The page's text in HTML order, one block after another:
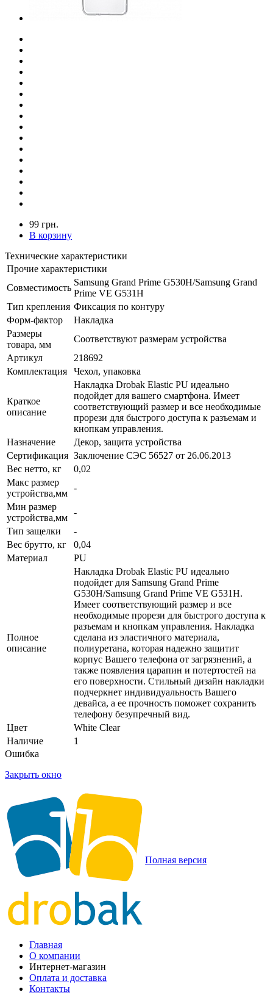
99 грн.
В корзину
Технические характеристики
Прочие характеристики
Совместимость
Samsung Grand Prime G530H/Samsung Grand
Prime VE G531H
Тип крепления Фиксация по контуру
Форм-фактор
Накладка
Размеры
товара, мм
Соответствуют размерам устройства
Артикул
218692
Комплектация
Чехол, упаковка
Краткое
описание
Накладка Drobak Elastic PU идеально
подойдет для вашего смартфона. Имеет
соответствующий размер и все необходимые
прорези для быстрого доступа к разъемам и
кнопкам управления.
Назначение
Декор, защита устройства
Сертификация Заключение СЭС 56527 от 26.06.2013
Вес нетто, кг
0,02
Макс размер
устройства,мм
-
Мин размер
устройства,мм
-
Тип защелки
-
Вес брутто, кг
0,04
Материал
PU
Полное
описание
Накладка Drobak Elastic PU идеально
подойдет для Samsung Grand Prime
G530H/Samsung Grand Prime VE G531H.
Имеет соответствующий размер и все
необходимые прорези для быстрого доступа к
разъемам и кнопкам управления. Накладка
сделана из эластичного материала,
полиуретана, которая надежно защитит
корпус Вашего телефона от загрязнений, а
также появления царапин и потертостей на
его поверхности. Стильный дизайн накладки
подчеркнет индивидуальность Вашего
девайса, а ее прочность поможет сохранить
телефону безупречный вид.
Цвет
White Clear
Наличие
1
Ошибка
Закрыть окно
Полная версия
Главная
О компании
Интернет-магазин
Оплата и доставка
Контакты